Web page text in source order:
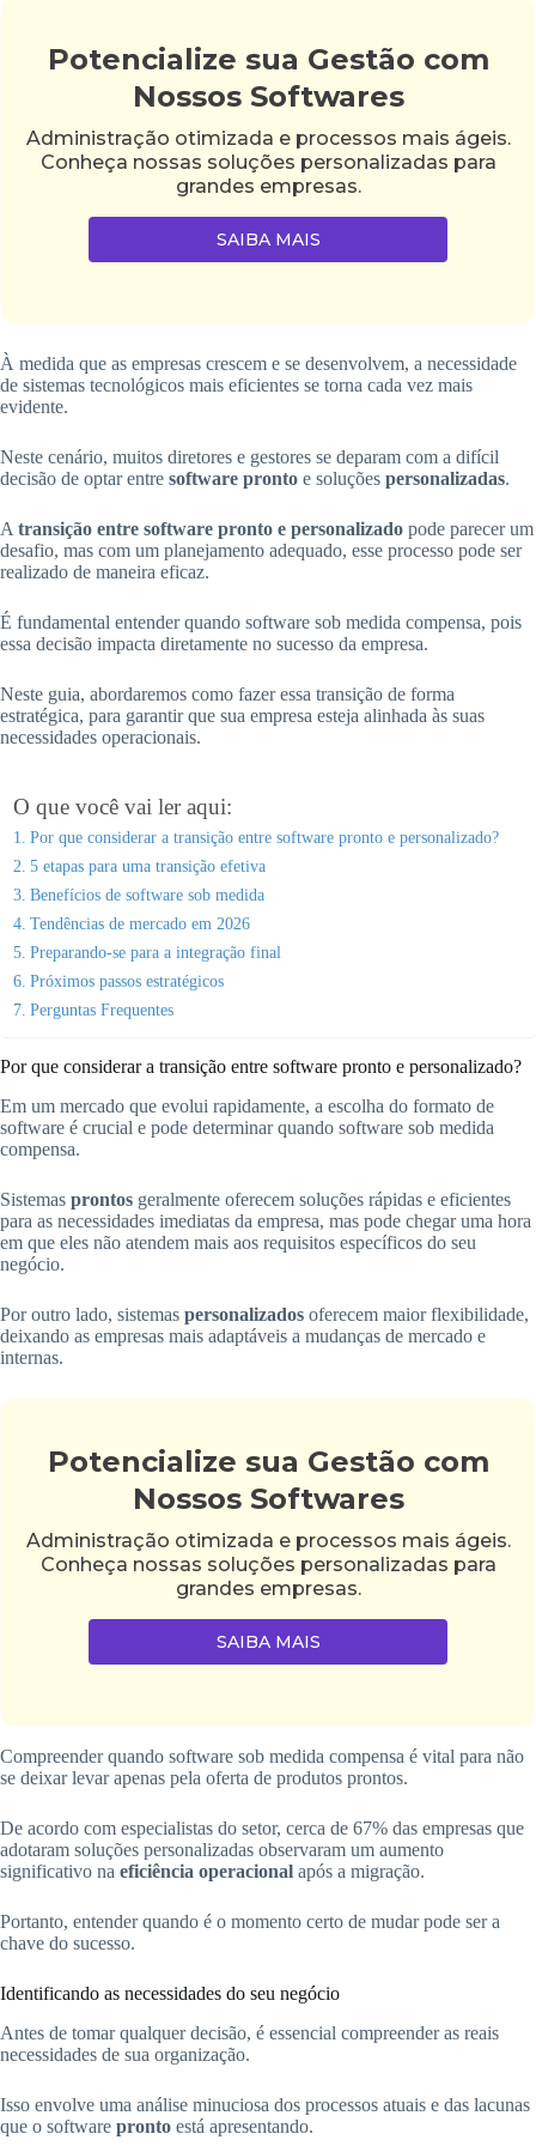
Potencialize sua Gestão com
Nossos Softwares
Administração otimizada e processos mais ágeis.
Conheça nossas soluções personalizadas para
grandes empresas.
SAIBA MAIS
À medida que as empresas crescem e se desenvolvem, a necessidade
de sistemas tecnológicos mais eficientes se torna cada vez mais
evidente.
Neste cenário, muitos diretores e gestores se deparam com a difícil
decisão de optar entre software pronto e soluções personalizadas.
A transição entre software pronto e personalizado pode parecer um
desafio, mas com um planejamento adequado, esse processo pode ser
realizado de maneira eficaz.
É fundamental entender quando software sob medida compensa, pois
essa decisão impacta diretamente no sucesso da empresa.
Neste guia, abordaremos como fazer essa transição de forma
estratégica, para garantir que sua empresa esteja alinhada às suas
necessidades operacionais.
O que você vai ler aqui:
Por que considerar a transição entre software pronto e personalizado?
5 etapas para uma transição efetiva
Benefícios de software sob medida
Tendências de mercado em 2026
Preparando-se para a integração final
Próximos passos estratégicos
Perguntas Frequentes
Por que considerar a transição entre software pronto e personalizado?
Em um mercado que evolui rapidamente, a escolha do formato de
software é crucial e pode determinar quando software sob medida
compensa.
Sistemas prontos geralmente oferecem soluções rápidas e eficientes
para as necessidades imediatas da empresa, mas pode chegar uma hora
em que eles não atendem mais aos requisitos específicos do seu
negócio.
Por outro lado, sistemas personalizados oferecem maior flexibilidade,
deixando as empresas mais adaptáveis a mudanças de mercado e
internas.
Potencialize sua Gestão com
Nossos Softwares
Administração otimizada e processos mais ágeis.
Conheça nossas soluções personalizadas para
grandes empresas.
SAIBA MAIS
Compreender quando software sob medida compensa é vital para não
se deixar levar apenas pela oferta de produtos prontos.
De acordo com especialistas do setor, cerca de 67% das empresas que
adotaram soluções personalizadas observaram um aumento
significativo na eficiência operacional após a migração.
Portanto, entender quando é o momento certo de mudar pode ser a
chave do sucesso.
Identificando as necessidades do seu negócio
Antes de tomar qualquer decisão, é essencial compreender as reais
necessidades de sua organização.
Isso envolve uma análise minuciosa dos processos atuais e das lacunas
que o software pronto está apresentando.